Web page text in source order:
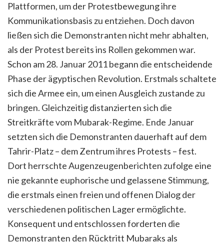
Plattformen, um der Protestbewegung ihre
Kommunikationsbasis zu entziehen. Doch davon
ließen sich die Demonstranten nicht mehr abhalten,
als der Protest bereits ins Rollen gekommen war.
Schon am 28. Januar 2011 begann die entscheidende
Phase der ägyptischen Revolution. Erstmals schaltete
sich die Armee ein, um einen Ausgleich zustande zu
bringen. Gleichzeitig distanzierten sich die
Streitkräfte vom Mubarak-Regime. Ende Januar
setzten sich die Demonstranten dauerhaft auf dem
Tahrir-Platz – dem Zentrum ihres Protests – fest.
Dort herrschte Augenzeugenberichten zufolge eine
nie gekannte euphorische und gelassene Stimmung,
die erstmals einen freien und offenen Dialog der
verschiedenen politischen Lager ermöglichte.
Konsequent und entschlossen forderten die
Demonstranten den Rücktritt Mubaraks als